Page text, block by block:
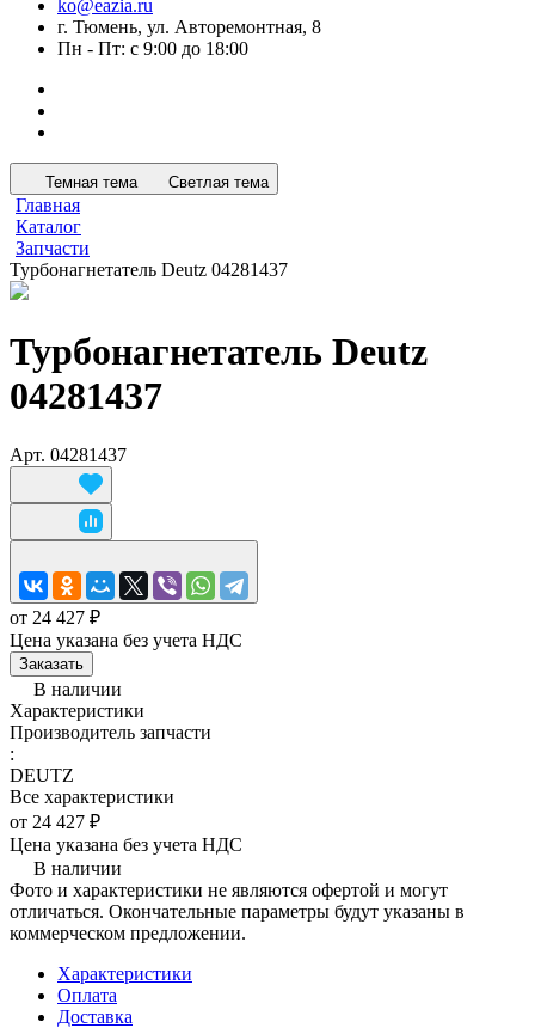
ko@eazia.ru
г. Тюмень, ул. Авторемонтная, 8
Пн - Пт: с 9:00 до 18:00
Темная тема Светлая тема
Главная
Каталог
Запчасти
Турбонагнетатель Deutz 04281437
Турбонагнетатель Deutz
04281437
Арт. 04281437
от 24 427 ₽
Цена указана без учета НДС
Заказать
В наличии
Характеристики
Производитель запчасти
:
DEUTZ
Все характеристики
от 24 427 ₽
Цена указана без учета НДС
В наличии
Фото и характеристики не являются офертой и могут
отличаться. Окончательные параметры будут указаны в
коммерческом предложении.
Характеристики
Оплата
Доставка